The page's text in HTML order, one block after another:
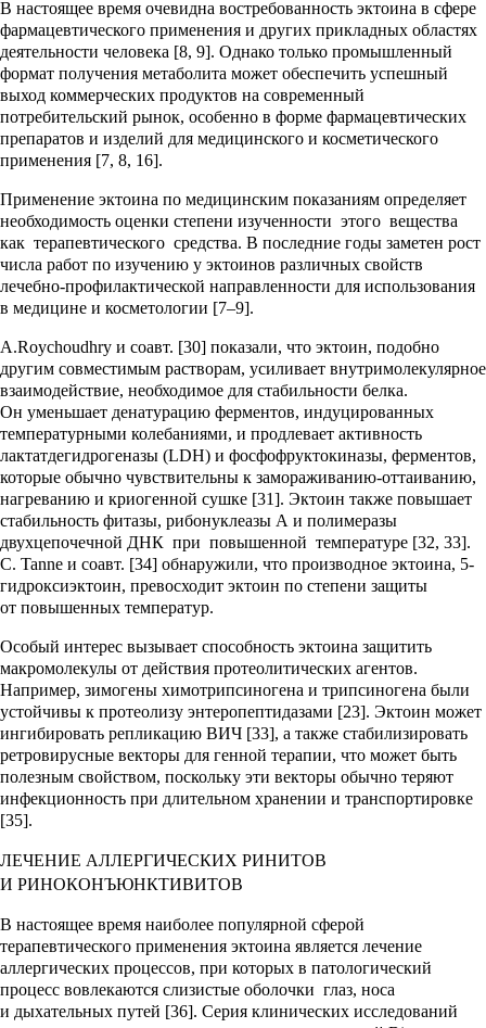
В настоящее время очевидна востребованность эктоина в сфере
фармацевтического применения и других прикладных областях
деятельности человека [8, 9]. Однако только промышленный
формат получения метаболита может обеспечить успешный
выход коммерческих продуктов на современный
потребительский рынок, особенно в форме фармацевтических
препаратов и изделий для медицинского и косметического
применения [7, 8, 16].
Применение эктоина по медицинским показаниям определяет
необходимость оценки степени изученности этого вещества
как терапевтического средства. В последние годы заметен рост
числа работ по изучению у эктоинов различных свойств
лечебно-профилактической направленности для использования
в медицине и косметологии [7–9].
А.Roychoudhry и соавт. [30] показали, что эктоин, подобно
другим совместимым растворам, усиливает внутримолекулярное
взаимодействие, необходимое для стабильности белка.
Он уменьшает денатурацию ферментов, индуцированных
температурными колебаниями, и продлевает активность
лактатдегидрогеназы (LDH) и фосфофруктокиназы, ферментов,
которые обычно чувствительны к замораживанию-оттаиванию,
нагреванию и криогенной сушке [31]. Эктоин также повышает
стабильность фитазы, рибонуклеазы А и полимеразы
двухцепочечной ДНК при повышенной температуре [32, 33].
С. Tanne и соавт. [34] обнаружили, что производное эктоина, 5-
гидроксиэктоин, превосходит эктоин по степени защиты
от повышенных температур.
Особый интерес вызывает способность эктоина защитить
макромолекулы от действия протеолитических агентов.
Например, зимогены химотрипсиногена и трипсиногена были
устойчивы к протеолизу энтеропептидазами [23]. Эктоин может
ингибировать репликацию ВИЧ [33], а также стабилизировать
ретровирусные векторы для генной терапии, что может быть
полезным свойством, поскольку эти векторы обычно теряют
инфекционность при длительном хранении и транспортировке
[35].
ЛЕЧЕНИЕ АЛЛЕРГИЧЕСКИХ РИНИТОВ
И РИНОКОНЪЮНКТИВИТОВ
В настоящее время наиболее популярной сферой
терапевтического применения эктоина является лечение
аллергических процессов, при которых в патологический
процесс вовлекаются слизистые оболочки глаз, носа
и дыхательных путей [36]. Серия клинических исследований